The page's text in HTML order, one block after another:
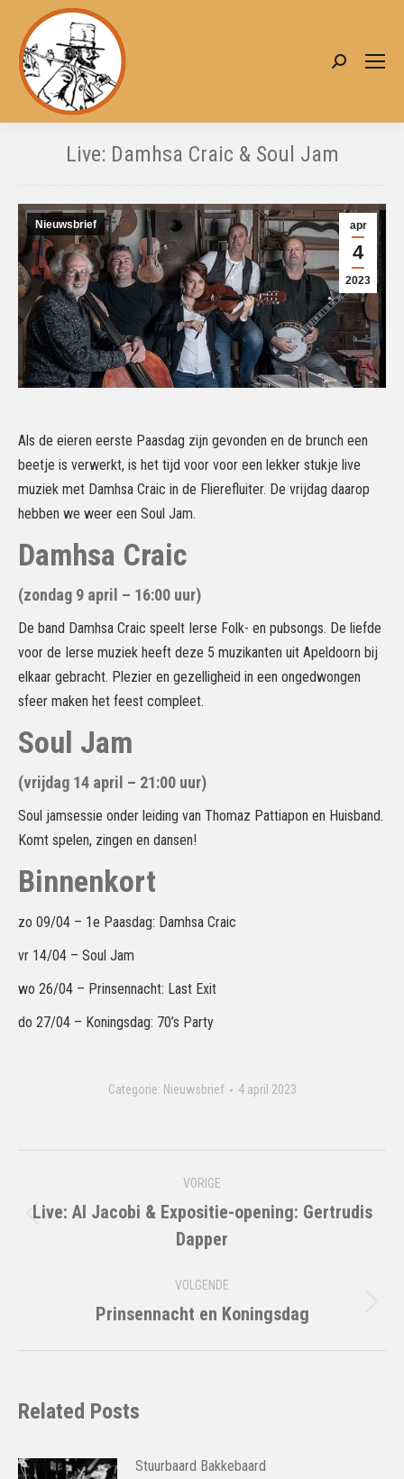
Zoeken:
Live: Damhsa Craic & Soul Jam
apr
4
2023
Nieuwsbrief
Als de eieren eerste Paasdag zijn gevonden en de brunch een
beetje is verwerkt, is het tijd voor voor een lekker stukje live
muziek met Damhsa Craic in de Flierefluiter. De vrijdag daarop
hebben we weer een Soul Jam.
Damhsa Craic
(zondag 9 april – 16:00 uur)
De band Damhsa Craic speelt Ierse Folk- en pubsongs. De liefde
voor de Ierse muziek heeft deze 5 muzikanten uit Apeldoorn bij
elkaar gebracht. Plezier en gezelligheid in een ongedwongen
sfeer maken het feest compleet.
Soul Jam
(vrijdag 14 april – 21:00 uur)
Soul jamsessie onder leiding van Thomaz Pattiapon en Huisband.
Komt spelen, zingen en dansen!
Binnenkort
zo 09/04 – 1e Paasdag: Damhsa Craic
vr 14/04 – Soul Jam
wo 26/04 – Prinsennacht: Last Exit
do 27/04 – Koningsdag: 70’s Party
Categorie: Nieuwsbrief 4 april 2023
navigatie
VORIGE
Vorig
bericht
Live: Al Jacobi & Expositie-opening: Gertrudis
Dapper
VOLGENDE
Volgend
Prinsennacht en Koningsdag
Related Posts
Stuurbaard Bakkebaard